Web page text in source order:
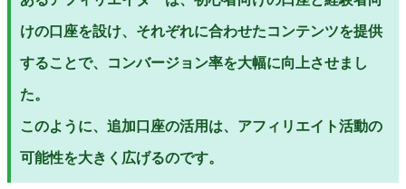
けの口座を設け、それぞれに合わせたコンテンツを提供
することで、コンバージョン率を大幅に向上させまし
た。
このように、追加口座の活用は、アフィリエイト活動の
可能性を大きく広げるのです。